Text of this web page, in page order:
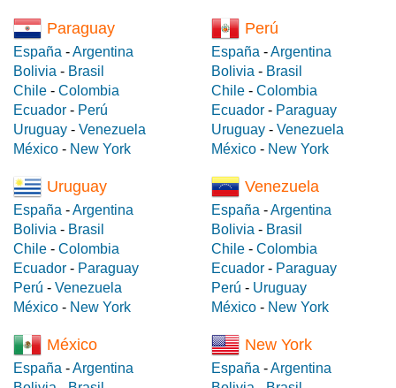
Paraguay
España -Argentina
Bolivia - Brasil
Chile - Colombia
Ecuador - Perú
Uruguay - Venezuela
México - New York
Perú
España -Argentina
Bolivia - Brasil
Chile - Colombia
Ecuador - Paraguay
Uruguay - Venezuela
México - New York
Uruguay
España -Argentina
Bolivia - Brasil
Chile - Colombia
Ecuador - Paraguay
Perú - Venezuela
México - New York
Venezuela
España -Argentina
Bolivia - Brasil
Chile - Colombia
Ecuador - Paraguay
Perú - Uruguay
México - New York
México
España -Argentina
New York
España -Argentina